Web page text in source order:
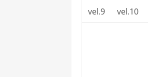
vel.9 vel.10